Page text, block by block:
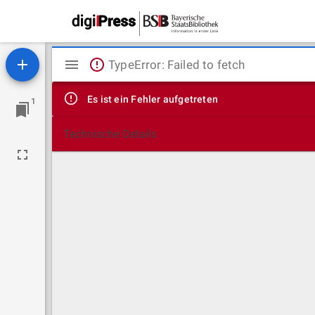
1
Mirador
Viewer
TypeError: Failed to fetch
Es ist ein Fehler aufgetreten
Technische Details